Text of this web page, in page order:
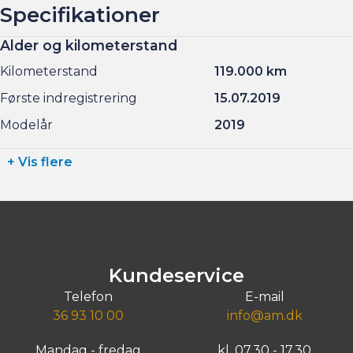
Specifikationer
Alder og kilometerstand
Kilometerstand
119.000 km
Første indregistrering
15.07.2019
Modelår
2019
+ Vis flere
Kundeservice
Telefon
36 93 10 00
E-mail
info@am.dk